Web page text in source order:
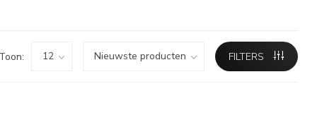
Toon: FILTERS